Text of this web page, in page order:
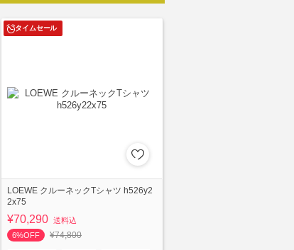
タイムセール
LOEWE クルーネックTシャツ h526y2
2x75
¥70,290 送料込
6%OFF
¥74,800